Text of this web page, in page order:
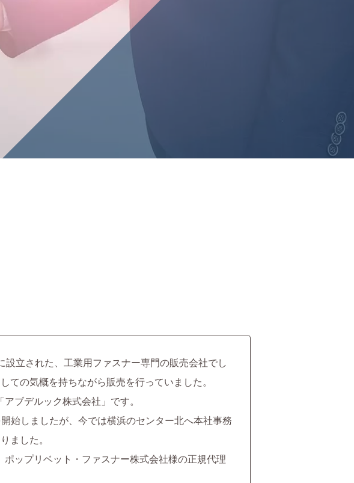
立された、工業用ファスナー専門の販売会社でし
ての気概を持ちながら販売を行っていました。
ブデルック株式会社」です。
始しましたが、今では横浜のセンター北へ本社事務
ました。
ップリベット・ファスナー株式会社様の正規代理